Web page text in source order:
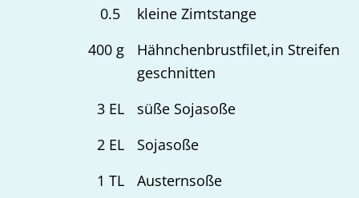
0.5
kleine Zimtstange
400g
Hähnchenbrustfilet,in Streifen
geschnitten
3EL
süße Sojasoße
2EL
Sojasoße
1 TL
Austernsoße